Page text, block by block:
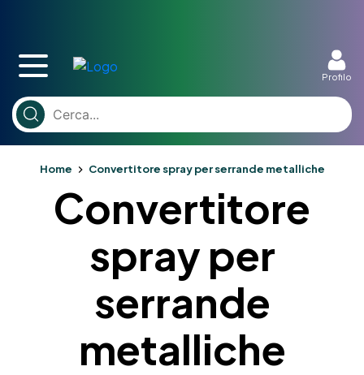
Profilo
Home Convertitore spray per serrande metalliche
Convertitore
spray per
serrande
metalliche